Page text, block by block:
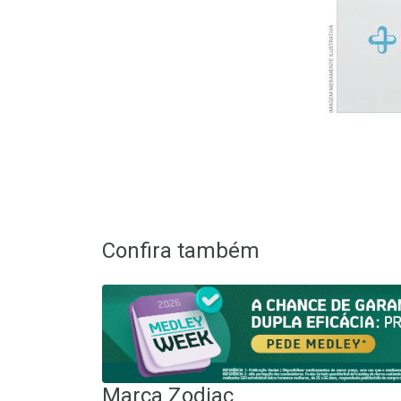
Confira também
Marca Zodiac